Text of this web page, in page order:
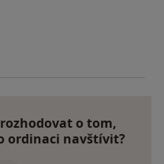
Pacient
o tom,
ordinaci navštívit?